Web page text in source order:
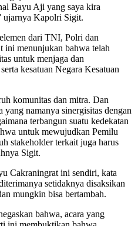
Bayu Aji yang saya kira
ujarnya Kapolri Sigit.
dari TNI, Polri dan
ini menunjukan bahwa telah
untuk menjaga dan
kesatuan Negara Kesatuan
komunitas dan mitra. Dan
namanya sinergisitas dengan
terbangun suatu kedekatan
untuk mewujudkan Pemilu
stakeholder terkait juga harus
Sigit.
Cakraningrat ini sendiri, kata
setidaknya disaksikan
mungkin bisa bertambah.
bahwa, acara yang